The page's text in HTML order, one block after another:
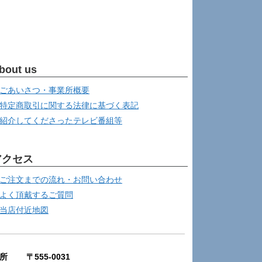
us
ごあいさつ・事業所概要
特定商取引に関する法律に基づく表記
紹介してくださったテレビ番組等
セス
ご注文までの流れ・お問い合わせ
よく頂戴するご質問
当店付近地図
所 〒555-0031